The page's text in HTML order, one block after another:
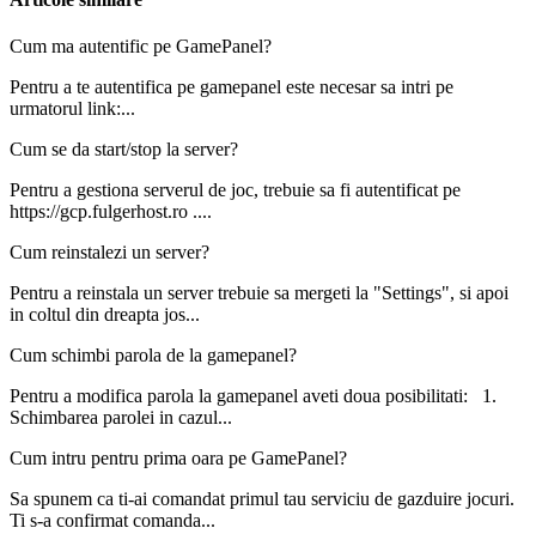
Cum ma autentific pe GamePanel?
Pentru a te autentifica pe gamepanel este necesar sa intri pe
urmatorul link:...
Cum se da start/stop la server?
Pentru a gestiona serverul de joc, trebuie sa fi autentificat pe
https://gcp.fulgerhost.ro ....
Cum reinstalezi un server?
Pentru a reinstala un server trebuie sa mergeti la "Settings", si apoi
in coltul din dreapta jos...
Cum schimbi parola de la gamepanel?
Pentru a modifica parola la gamepanel aveti doua posibilitati: 1.
Schimbarea parolei in cazul...
Cum intru pentru prima oara pe GamePanel?
Sa spunem ca ti-ai comandat primul tau serviciu de gazduire jocuri.
Ti s-a confirmat comanda...